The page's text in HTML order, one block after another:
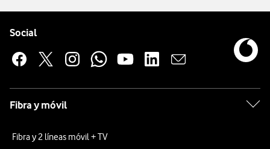
Social
Fibra y móvil
Fibra y 2 líneas móvil + TV